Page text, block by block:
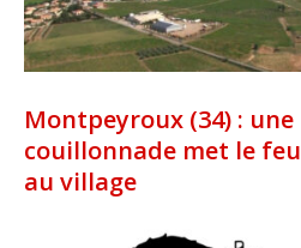
Montpeyroux (34) : une
couillonnade met le feu
au village